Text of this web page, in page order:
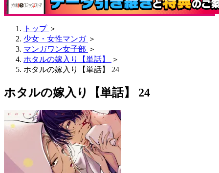
トップ ＞
少女・女性マンガ ＞
マンガワン女子部 ＞
ホタルの嫁入り【単話】
＞
ホタルの嫁入り【単話】 24
ホタルの嫁入り【単話】 24